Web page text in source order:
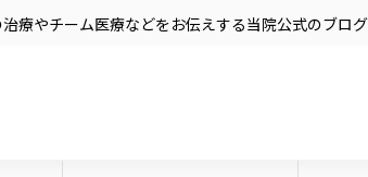
療やチーム医療などをお伝えする当院公式のブログ